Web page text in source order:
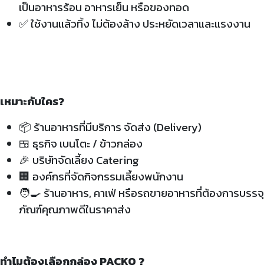
เป็นอาหารร้อน อาหารเย็น หรือของทอด
✅ใช้งานแล้วทิ้ง ไม่ต้องล้าง ประหยัดเวลาและแรงงาน
เหมาะกับใคร?
📦 ร้านอาหารที่มีบริการ จัดส่ง (Delivery)
🍱 ธุรกิจ เบนโตะ / ข้าวกล่อง
🎉 บริษัทจัดเลี้ยง Catering
🏢 องค์กรที่จัดกิจกรรมเลี้ยงพนักงาน
🧑‍🍳 ร้านอาหาร, คาเฟ่ หรือรถขายอาหารที่ต้องการบรรจุ
ภัณฑ์คุณภาพดีในราคาส่ง
ทำไมต้องเลือกกล่อง PACKO ?